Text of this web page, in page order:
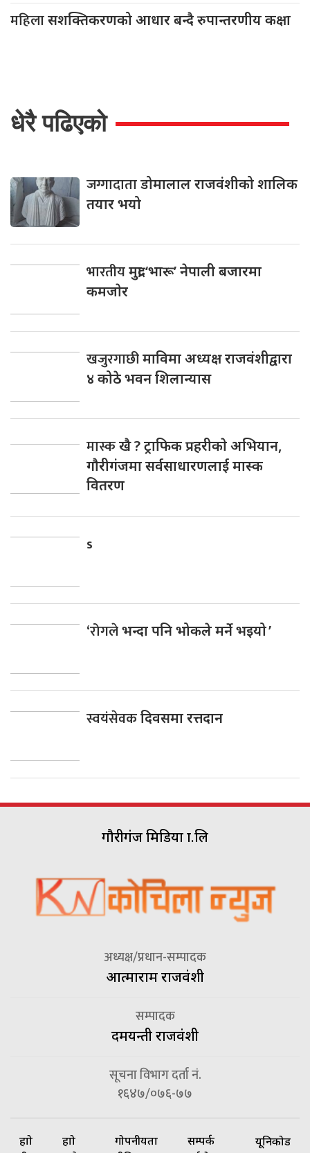
महिलासशक्तिकरणको आधार बन्दै रुपान्तरणीय कक्षा
धेरै पढिएको
जग्गादाताडोमालाल राजवंशीको शालिक
तयार भयो
भारतीयमुद्रा ‘भारू’ नेपाली बजारमा
कमजाेर
खजुरगाछीमाविमा अध्यक्ष राजवंशीद्वारा
४ कोठे भवन शिलान्यास
मास्कखै ? ट्राफिक प्रहरीकाे अभियान,
गाैरीगंजमा सर्वसाधारणलाई मास्क
वितरण
s
‘रोगलेभन्दा पनि भोकले मर्ने भइयो ’
स्वयंसेवकदिवसमा रत्तदान
गौरीगंज मिडिया प्रा.लि
अध्यक्ष/प्रधान-सम्पादक
आत्माराम राजवंशी
सम्पादक
दमयन्ती राजवंशी
सूचना विभाग दर्ता नं.
१६४७/०७६-७७
हाम्रो
हाम्रो
गोपनीयता
सम्पर्क
यूनिकोड